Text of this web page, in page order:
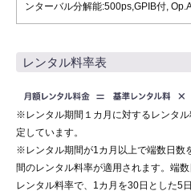
ンターバル分解能:500ps,GPIB付,
レンタル料率表
※レンタル期間１カ月に対するレンタ
定しています。
※レンタル期間が1カ月以上で端数日数
間のレンタル料率が適用されます。端
レンタル料率で、1カ月を30日とした5